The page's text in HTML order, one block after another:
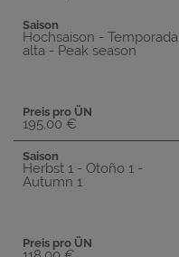
Saison
Hochsaison - Temporada
alta - Peak season
Preis pro ÜN
195,00 €
Saison
Herbst 1 - Otoño 1 -
Autumn 1
Preis pro ÜN